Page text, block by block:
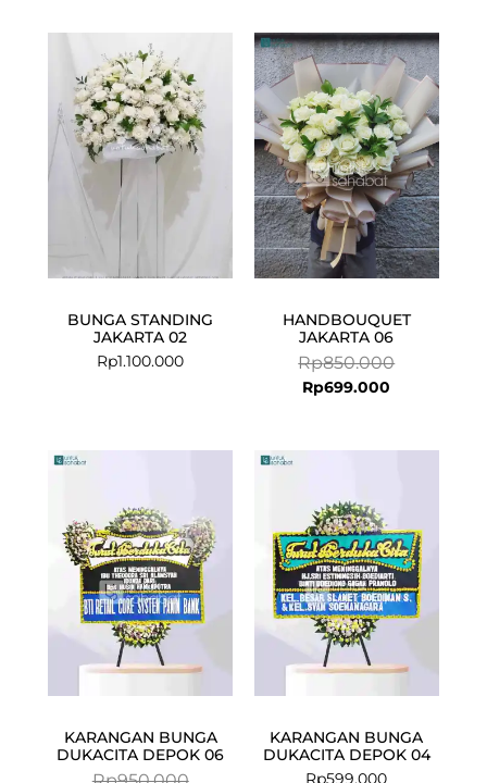
BUNGA STANDING
JAKARTA 02
Rp1.100.000
HANDBOUQUET
JAKARTA 06
Rp850.000
Original
price
was:
Rp850.000.
Rp699.000
Current
price
is:
Rp699.000.
KARANGAN BUNGA
DUKACITA DEPOK 06
Rp950.000.
Rp925.000.
KARANGAN BUNGA
DUKACITA DEPOK 04
Rp599.000